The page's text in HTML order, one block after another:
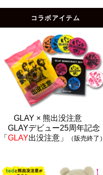
コラボアイテム
GLAY × 熊出没注意
GLAYデビュー25周年記念
「 GLAY出没注意」 （販売終了）